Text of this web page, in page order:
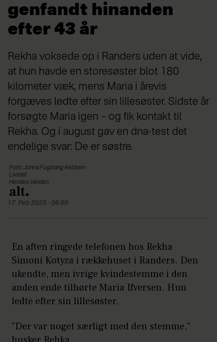
genfandt hinanden
efter 43 år
Rekha voksede op i Randers uden at vide,
at hun havde en storesøster blot 180
kilometer væk, mens Maria i årevis
forgæves ledte efter sin lillesøster. Sidste år
forsøgte Maria igen – og fik kontakt til
Rekha. Og i august gav en dna-test det
endelige svar: De er søstre.
Foto: Jonna Fuglsang Keldsen
Livsstil
Hendes Verden
17. Feb 2023 - 06:00
En aften ringede telefonen hos Rekha
Simoni Kotyza i rækkehuset i Randers. Den
ukendte, men ivrige kvindestemme i den
anden ende tilhørte Maria Ifversen. Hun
ledte efter sin lillesøster.
"Der var noget særligt med den stemme,"